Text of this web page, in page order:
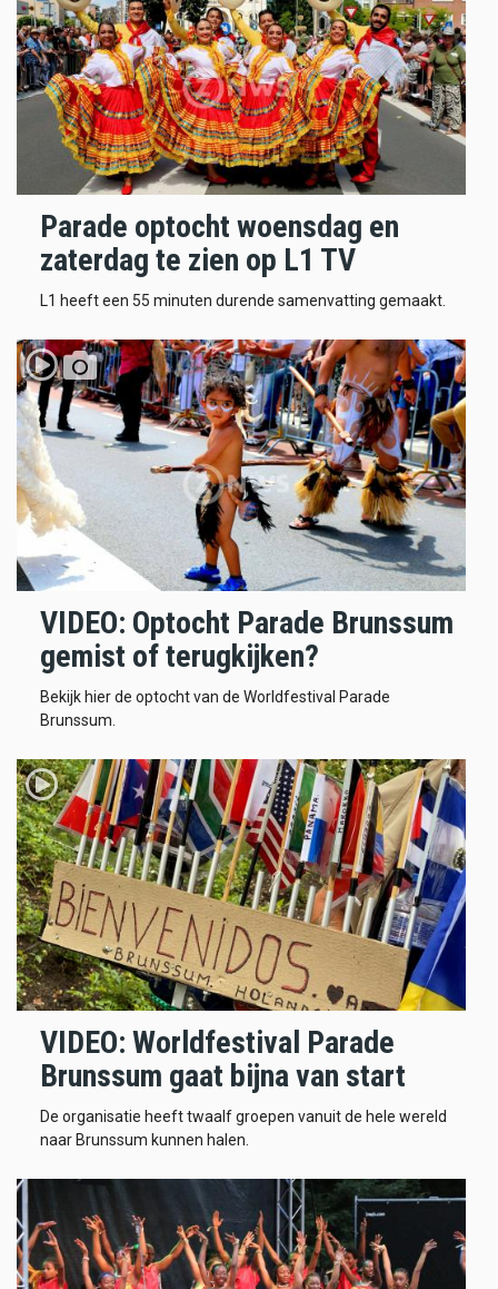
Parade optocht woensdag en
zaterdag te zien op L1 TV
L1 heeft een 55 minuten durende samenvatting gemaakt.
VIDEO: Optocht Parade Brunssum
gemist of terugkijken?
Bekijk hier de optocht van de Worldfestival Parade
Brunssum.
VIDEO: Worldfestival Parade
Brunssum gaat bijna van start
De organisatie heeft twaalf groepen vanuit de hele wereld
naar Brunssum kunnen halen.